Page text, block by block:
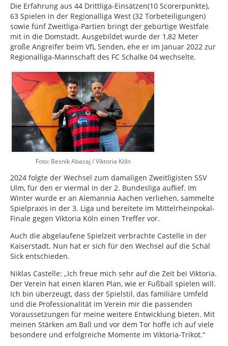
Die Erfahrung aus 44 Drittliga-Einsätzen(10 Scorerpunkte),
63 Spielen in der Regionalliga West (32 Torbeteiligungen)
sowie fünf Zweitliga-Partien bringt der gebürtige Westfale
mit in die Domstadt. Ausgebildet wurde der 1,82 Meter
große Angreifer beim VfL Senden, ehe er im Januar 2022 zur
Regionalliga-Mannschaft des FC Schalke 04 wechselte.
Foto: Besnik Abazaj / Viktoria Köln
2024 folgte der Wechsel zum damaligen Zweitligisten SSV
Ulm, für den er viermal in der 2. Bundesliga auflief. Im
Winter wurde er an Alemannia Aachen verliehen, sammelte
Spielpraxis in der 3. Liga und bereitete im Mittelrheinpokal-
Finale gegen Viktoria Köln einen Treffer vor.
Auch die abgelaufene Spielzeit verbrachte Castelle in der
Kaiserstadt. Nun hat er sich für den Wechsel auf die Schäl
Sick entschieden.
Niklas Castelle: „Ich freue mich sehr auf die Zeit bei Viktoria.
Der Verein hat einen klaren Plan, wie er Fußball spielen will.
Ich bin überzeugt, dass der Spielstil, das familiäre Umfeld
und die Professionalität im Verein mir die passenden
Voraussetzungen für meine weitere Entwicklung bieten. Mit
meinen Stärken am Ball und vor dem Tor hoffe ich auf viele
besondere und erfolgreiche Momente im Viktoria-Trikot.“